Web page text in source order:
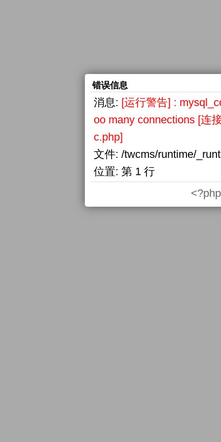
错误信息
消息: [运行警告] :
oo many connections [连
c.php]
文件: /twcms/runtime/
位置: 第 1 行